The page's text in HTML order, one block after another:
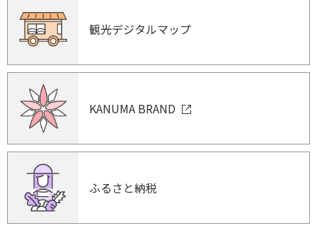
観光デジタルマップ
KANUMA BRAND
ふるさと納税